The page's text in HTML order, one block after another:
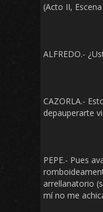
(Acto II,
ALFREDO.-
CAZORLA.-
depauperarte
PEPE.- Pues
arrellanatorio
mí no me